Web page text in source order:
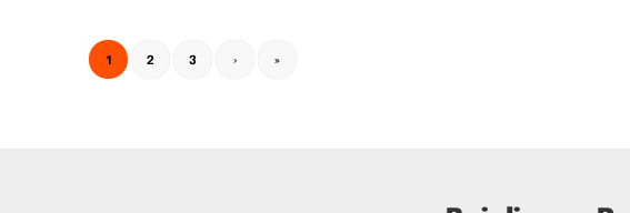
1 2 3 › »